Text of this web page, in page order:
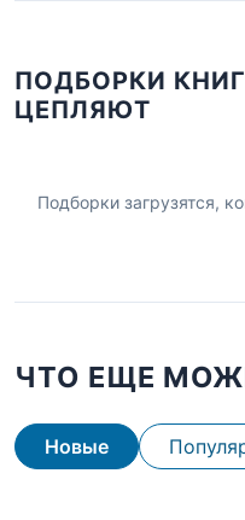
ПОДБОРКИ
ЦЕПЛЯЮТ
Подборки загрузятся,
ЧТО ЕЩЕ
Новые